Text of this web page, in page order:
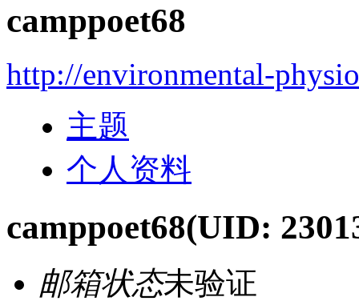
camppoet68
http://environmental-
主题
个人资料
camppoet68(UID:
邮箱状态未验证